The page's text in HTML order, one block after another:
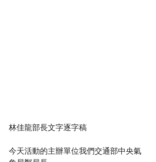
林佳龍部長文字逐字稿
今天活動的主辦單位我們交通部中央氣